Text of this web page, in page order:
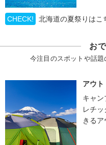
CHECK! 北海道の夏祭りはこ
お
今注目のスポットや話
アウト
キャン
レチ
きる